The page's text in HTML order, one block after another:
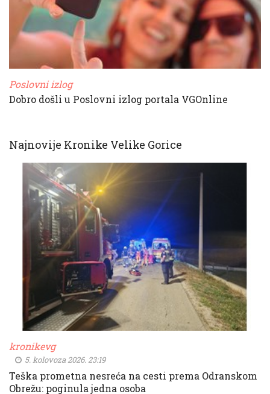
Poslovni izlog
Dobro došli u Poslovni izlog portala VGOnline
Najnovije Kronike Velike Gorice
kronikevg
5. kolovoza 2026. 23:19
Teška prometna nesreća na cesti prema Odranskom
Obrežu: poginula jedna osoba